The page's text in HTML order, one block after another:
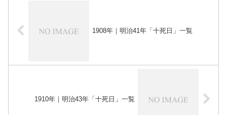
1908年｜明治41年「十死日」一覧
1910年｜明治43年「十死日」一覧